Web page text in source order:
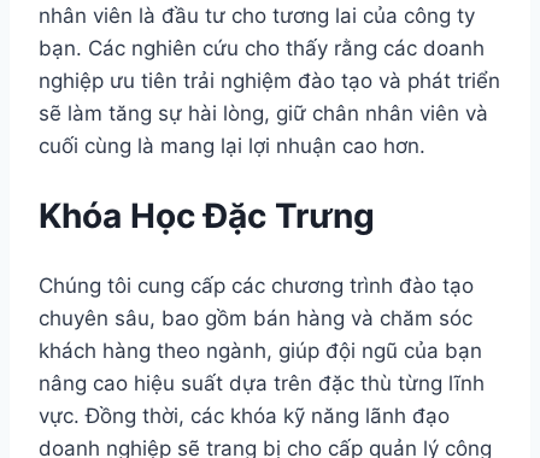
nhân viên là đầu tư cho tương lai của công ty
bạn. Các nghiên cứu cho thấy rằng các doanh
nghiệp ưu tiên trải nghiệm đào tạo và phát triển
sẽ làm tăng sự hài lòng, giữ chân nhân viên và
cuối cùng là mang lại lợi nhuận cao hơn.
Khóa Học Đặc Trưng
Chúng tôi cung cấp các chương trình đào tạo
chuyên sâu, bao gồm bán hàng và chăm sóc
khách hàng theo ngành, giúp đội ngũ của bạn
nâng cao hiệu suất dựa trên đặc thù từng lĩnh
vực. Đồng thời, các khóa kỹ năng lãnh đạo
doanh nghiệp sẽ trang bị cho cấp quản lý công